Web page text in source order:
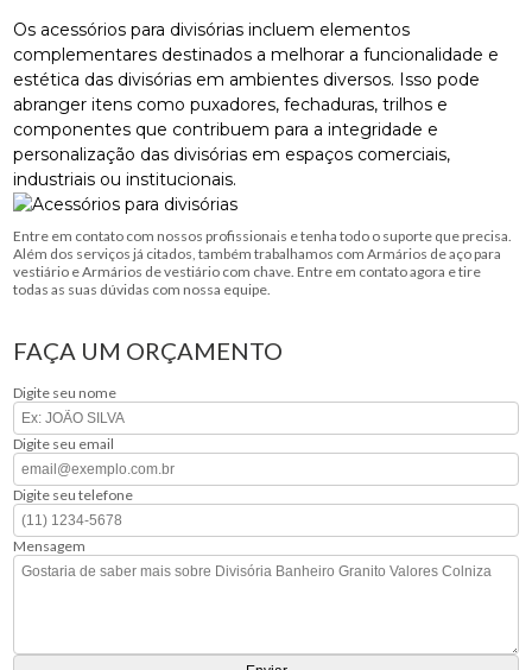
Os acessórios para divisórias incluem elementos
complementares destinados a melhorar a funcionalidade e
estética das divisórias em ambientes diversos. Isso pode
abranger itens como puxadores, fechaduras, trilhos e
componentes que contribuem para a integridade e
personalização das divisórias em espaços comerciais,
industriais ou institucionais.
Entre em contato com nossos profissionais e tenha todo o suporte que precisa.
Além dos serviços já citados, também trabalhamos com Armários de aço para
vestiário e Armários de vestiário com chave. Entre em contato agora e tire
todas as suas dúvidas com nossa equipe.
FAÇA UM ORÇAMENTO
Digite seu nome
Digite seu email
Digite seu telefone
Mensagem